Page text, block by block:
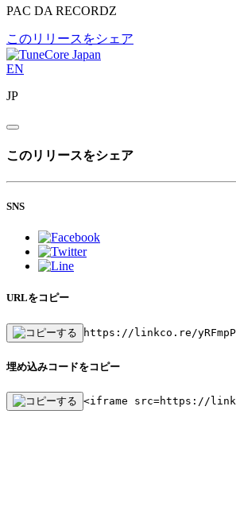
PAC DA RECORDZ
このリリースをシェア
EN
JP
このリリースをシェア
SNS
URLをコピー
https://linkco.re/
埋め込みコードをコピー
<iframe src=https://